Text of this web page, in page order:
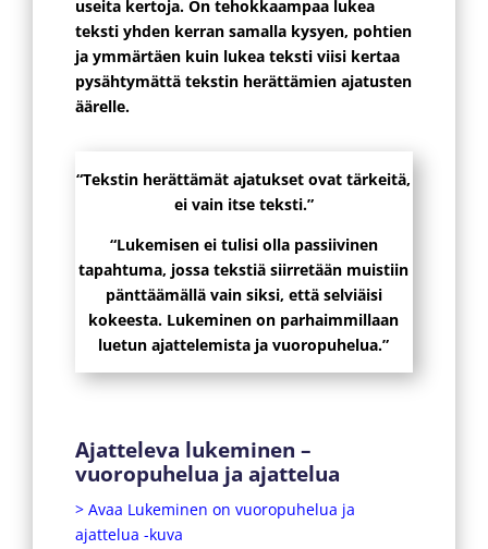
useita kertoja. On tehokkaampaa lukea
teksti yhden kerran samalla kysyen, pohtien
ja ymmärtäen kuin lukea teksti viisi kertaa
pysähtymättä tekstin herättämien ajatusten
äärelle.
“Tekstin herättämät ajatukset ovat tärkeitä,
ei vain itse teksti.”
“Lukemisen ei tulisi olla passiivinen
tapahtuma, jossa tekstiä siirretään muistiin
pänttäämällä vain siksi, että selviäisi
kokeesta. Lukeminen on parhaimmillaan
luetun ajattelemista ja vuoropuhelua.”
Ajatteleva lukeminen –
vuoropuhelua ja ajattelua
> Avaa Lukeminen on vuoropuhelua ja
ajattelua -kuva